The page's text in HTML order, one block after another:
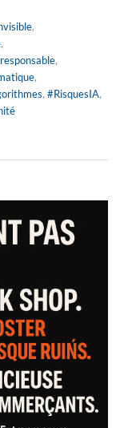
,
,
,
,
, #RisquesIA,